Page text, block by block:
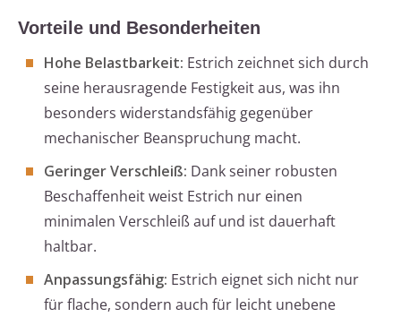
Vorteile und Besonderheiten
Hohe Belastbarkeit: Estrich zeichnet sich durch
seine herausragende Festigkeit aus, was ihn
besonders widerstandsfähig gegenüber
mechanischer Beanspruchung macht.
Geringer Verschleiß: Dank seiner robusten
Beschaffenheit weist Estrich nur einen
minimalen Verschleiß auf und ist dauerhaft
haltbar.
Anpassungsfähig: Estrich eignet sich nicht nur
für flache, sondern auch für leicht unebene